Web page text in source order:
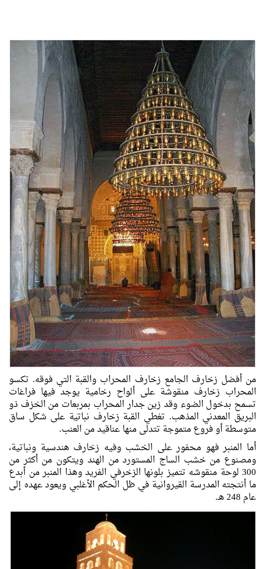
من أفضل زخارف الجامع زخارف المحراب والقبة التي فوقه. تكسو
المحراب زخارف منقوشة على ألواح رخامية يوجد فيها فراغات
تسمح بدخول الضوء وقد زين جدار المحراب بمربعات من الخزف ذو
البريق المعدني المذهب. تغطي القبة زخارف نباتية على شكل ساق
متوسطة أو فروع متموجة تتدلى منها عناقيد من العنب.
أما المنبر فهو محفور على الخشب وفيه زخارف هندسية ونباتية،
ومصنوع من خشب الساج المستورد من الهند ويتكون من أكثر من
300 لوحة منقوشه تتميز بلونها الزخرفي الفريد وهذا المنبر من أبدع
ما أنتجته المدرسة القيروانية في ظل الحكم الأغلبي ويعود عهده إلى
عام 248 هـ.